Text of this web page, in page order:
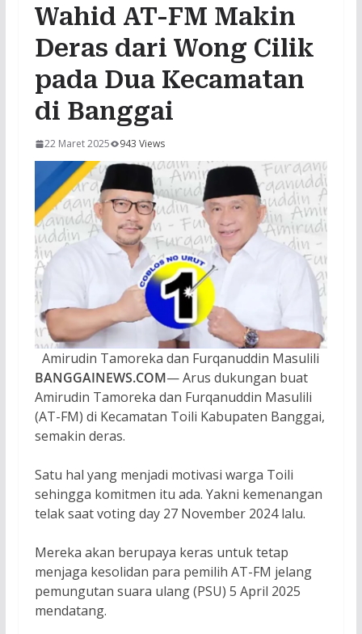
Wahid AT-FM Makin
Deras dari Wong Cilik
pada Dua Kecamatan
di Banggai
22 Maret 2025 943 Views
Amirudin Tamoreka dan Furqanuddin Masulili
BANGGAINEWS.COM— Arus dukungan buat
Amirudin Tamoreka dan Furqanuddin Masulili
(AT-FM) di Kecamatan Toili Kabupaten Banggai,
semakin deras.
Satu hal yang menjadi motivasi warga Toili
sehingga komitmen itu ada. Yakni kemenangan
telak saat voting day 27 November 2024 lalu.
Mereka akan berupaya keras untuk tetap
menjaga kesolidan para pemilih AT-FM jelang
pemungutan suara ulang (PSU) 5 April 2025
mendatang.